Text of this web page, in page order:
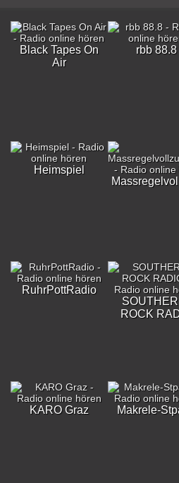
Black Tapes On
Air
rbb 88.8
Heimspiel
RuhrPottRadio
ROCK
KARO Graz Makrele-